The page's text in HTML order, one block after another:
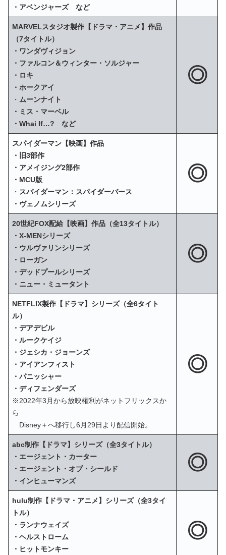
・アベンジャーズ など
MARVELスタジオ製作【ドラマ・アニメ】作品
（7タイトル）
・ワンダヴィジョン
・ファルコン＆ウィンター・ソルジャー
・ロキ
・ホークアイ
・ ムーンナイト
・ミス・マーベル
・Whai If…? など
◎
スパイダーマン【映画】作品
・旧3部作
・アメイジング2部作
・MCU版
・ スパイダーマン：スパイダーバース
・ヴェノムシリーズ
◎
20世紀FOX配給【映画】作品（全13タイトル）
・X‐MENシリーズ
・ウルヴァリンシリーズ
・ローガン
・デッドプールシリーズ
・ニュー・ミュータント
◎
NETFLIX製作【ドラマ】シリーズ（全6タイト
ル）
・デアデビル
・ルークケイジ
・ジェシカ・ジョーンズ
・アイアンフィスト
・パニッシャー
・ディフェンダーズ
※2022年3月から放映権利がネットフリックスか
ら
Disney＋へ移行し6月29日より配信開始。
◎
abc制作【ドラマ】シリーズ（全3タイトル）
・エージェント・カーター
・エージェント・オブ・シールド
・インヒューマンズ
◎
hulu制作【ドラマ・アニメ】シリーズ（全3タイ
トル）
・ランナウェイズ
・ヘルストローム
・ヒットモンキー
◎